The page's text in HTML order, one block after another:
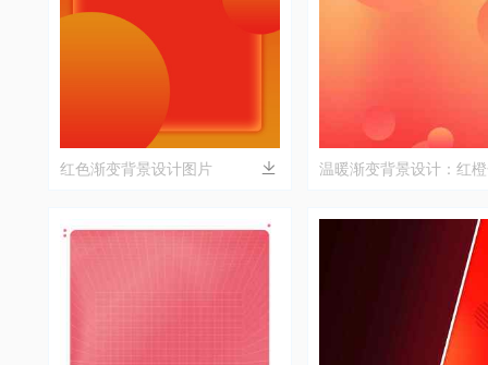
红色渐变背景设计图片
温暖渐变背景设计：红